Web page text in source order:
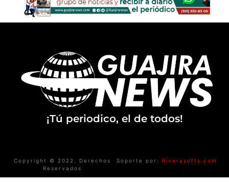
¡Tú periodico, el de todos!
Copyright © 2022. Derechos
Reservados
Soporte por: Riverasofts.com